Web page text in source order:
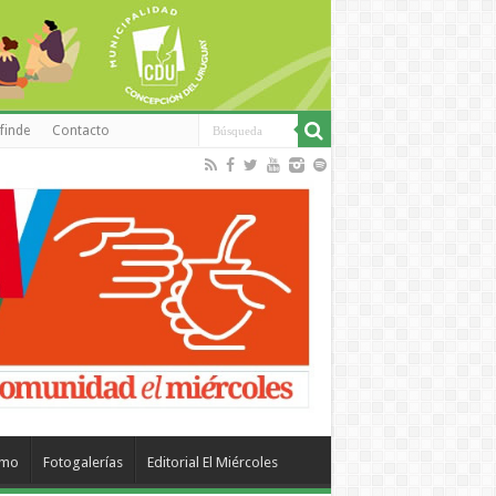
Contacto
Fotogalerías Editorial El Miércoles